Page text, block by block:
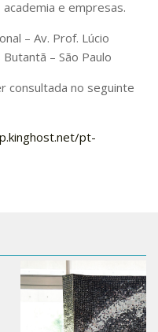
e Inovação
e empresas.
– Av. Prof. Lúcio
– São Paulo
consultada no seguinte
pt-